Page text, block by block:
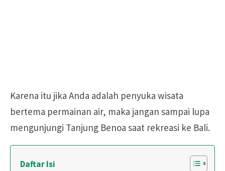
Karena itu jika Anda adalah penyuka wisata
bertema permainan air, maka jangan sampai lupa
mengunjungi Tanjung Benoa saat rekreasi ke Bali.
Daftar Isi